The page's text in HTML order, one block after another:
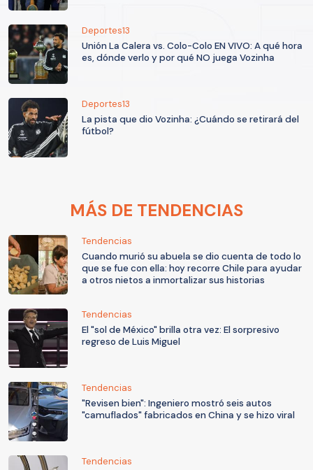
Deportes13
Unión La Calera vs. Colo-Colo EN VIVO: A qué hora
es, dónde verlo y por qué NO juega Vozinha
Deportes13
La pista que dio Vozinha: ¿Cuándo se retirará del
fútbol?
MÁS DE TENDENCIAS
Tendencias
Cuando murió su abuela se dio cuenta de todo lo
que se fue con ella: hoy recorre Chile para ayudar
a otros nietos a inmortalizar sus historias
Tendencias
El "sol de México" brilla otra vez: El sorpresivo
regreso de Luis Miguel
Tendencias
"Revisen bien": Ingeniero mostró seis autos
"camuflados" fabricados en China y se hizo viral
Tendencias